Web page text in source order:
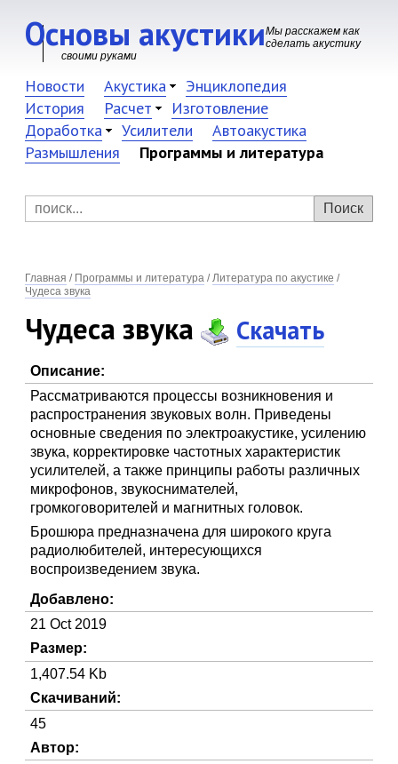
Основы акустикиМы расскажем как
сделать акустику
своими руками
Новости Акустика
Энциклопедия
История
Расчет
Изготовление
Доработка
Усилители
Автоакустика
Размышления
Программы и литература
Главная / Программы и литература / Литература по акустике /
Чудеса звука
Чудеса звука Скачать
Описание:
Рассматриваются процессы возникновения и
распространения звуковых волн. Приведены
основные сведения по электроакустике, усилению
звука, корректировке частотных характеристик
усилителей, а также принципы работы различных
микрофонов, звукоснимателей,
громкоговорителей и магнитных головок.
Брошюра предназначена для широкого круга
радиолюбителей, интересующихся
воспроизведением звука.
Добавлено:
21 Oct 2019
Размер:
1,407.54 Kb
Скачиваний:
45
Автор: